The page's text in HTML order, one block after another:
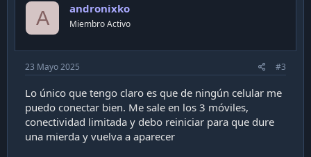
A andronixko
Miembro Activo
23 Mayo 2025 #3
Lo único que tengo claro es que de ningún celular me
puedo conectar bien. Me sale en los 3 móviles,
conectividad limitada y debo reiniciar para que dure
una mierda y vuelva a aparecer